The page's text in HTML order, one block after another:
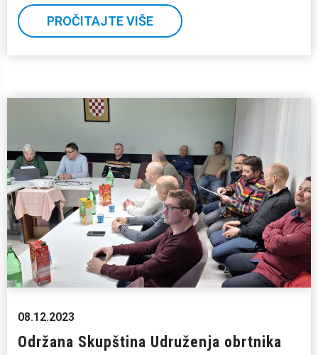
PROČITAJTE VIŠE
08.12.2023
Održana Skupština Udruženja obrtnika